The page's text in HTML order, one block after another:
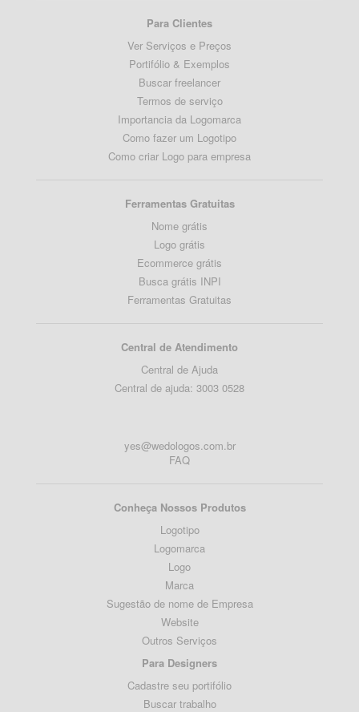
Para Clientes
Ver Serviços e Preços
Portifólio & Exemplos
Buscar freelancer
Termos de serviço
Importancia da Logomarca
Como fazer um Logotipo
Como criar Logo para empresa
Ferramentas Gratuitas
Nome grátis
Logo grátis
Ecommerce grátis
Busca grátis INPI
Ferramentas Gratuitas
Central de Atendimento
Central de Ajuda
Central de ajuda: 3003 0528
yes@wedologos.com.br
FAQ
Conheça Nossos Produtos
Logotipo
Logomarca
Logo
Marca
Sugestão de nome de Empresa
Website
Outros Serviços
Para Designers
Cadastre seu portifólio
Buscar trabalho